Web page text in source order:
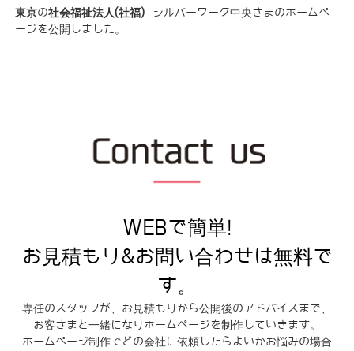
東京の社会福祉法人(社福) シルバーワーク中央さまのホームペ
ージを公開しました。
WEBで簡単!
お見積もり&お問い合わせは無料で
す。
専任のスタッフが、お見積もりから公開後のアドバイスまで、
お客さまと一緒になりホームページを制作していきます。
ホームページ制作でどの会社に依頼したらよいかお悩みの場合